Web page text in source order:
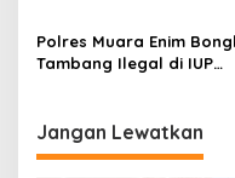
Polres Muara Enim
Tambang Ilegal di IUP
Jangan Lewatkan